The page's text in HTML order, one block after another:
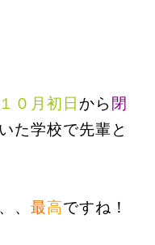
１０月初日 から 閉
た学校で先輩と
、 最高ですね！